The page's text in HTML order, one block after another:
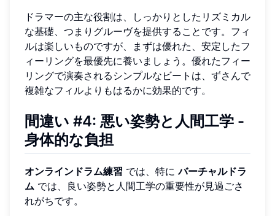
ドラマーの主な役割は、しっかりとしたリズミカル
な基礎、つまりグルーヴを提供することです。フィ
ルは楽しいものですが、まずは優れた、安定したフ
ィーリングを最優先に養いましょう。優れたフィー
リングで演奏されるシンプルなビートは、ずさんで
複雑なフィルよりもはるかに効果的です。
間違い #4: 悪い姿勢と人間工学 -
身体的な負担
オンラインドラム練習 では、特にバーチャルドラ
ム では、良い姿勢と人間工学の重要性が見過ごさ
れがちです。